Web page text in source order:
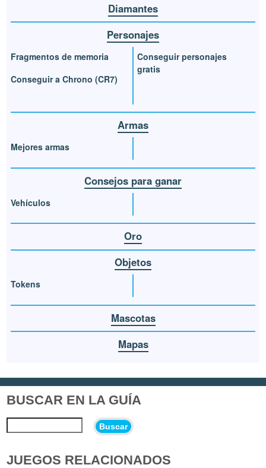
Diamantes
Personajes
Fragmentos de memoria
Conseguir a Chrono (CR7)
Conseguir personajes
gratis
Armas
Mejores armas
Consejos para ganar
Vehículos
Oro
Objetos
Tokens
Mascotas
Mapas
BUSCAR EN LA GUÍA
Buscar
JUEGOS RELACIONADOS